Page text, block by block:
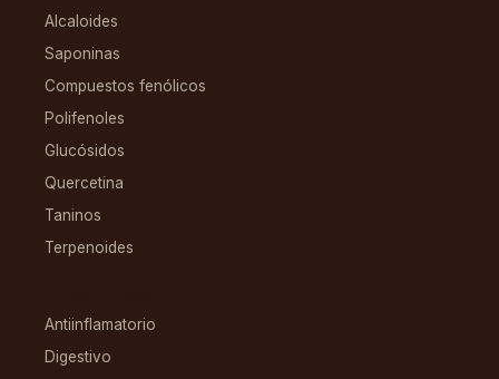
Alcaloides
Saponinas
Compuestos fenólicos
Polifenoles
Glucósidos
Quercetina
Taninos
Terpenoides
Antiinflamatorio
Digestivo